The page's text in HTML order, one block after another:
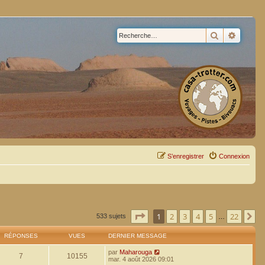
Rechercher
Connexion
S’enregistrer
533 sujets Page sur 22
1 2 3 4 5 22
RÉPONSES VUES DERNIER MESSAGE
7 10155 par Maharouga
mar. 4 août 2026 09:01